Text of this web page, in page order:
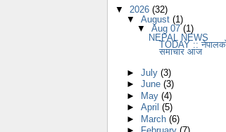
▼ 2026 (32)
▼ August (1)
▼Aug 07(1)
NEPAL NEWS
TODAY ::
समाचार आज
► July (3)
► June (3)
► May (4)
► April (5)
► March (6)